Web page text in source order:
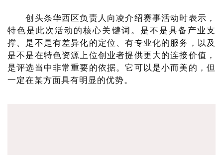
创头条华西区负责人向凌介绍赛事活动时表示，
特色是此次活动的核心关键词。是不是具备产业支
撑、是不是有差异化的定位、有专业化的服务，以及
是不是在特色资源上位创业者提供更大的连接价值，
是评选当中非常重要的依据。它可以是小而美的，但
一定在某方面具有明显的优势。